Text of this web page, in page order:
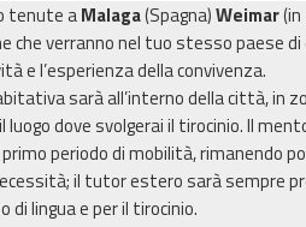
tenute aMalaga(Spagna)Weimar(in
che verranno nel tuo stesso paese
e l’esperienza della convivenza.
sarà all’interno della città, in
dove svolgerai il tirocinio. Il
periodo di mobilità, rimanendo
il tutor estero sarà sempre
di lingua e per il tirocinio.